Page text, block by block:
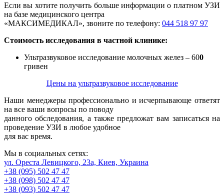
Если вы хотите получить больше информации о платном УЗИ
на базе медицинского центра
«МАКСИМЕДИКАЛ», звоните по телефону: 044 518 97 97
Стоимость исследования в частной клинике:
Ультразвуковое исследование молочных желез – 600
гривен
Цены на ультразвуковое исследование
Наши менеджеры профессионально и исчерпывающе ответят
на все ваши вопросы по поводу
данного обследования, а также предложат вам записаться на
проведение УЗИ в любое удобное
для вас время.
Мы в социальных сетях:
ул. Ореста Левицкого, 23а, Киев, Украина
+38 (095) 502 47 47
+38 (098) 502 47 47
+38 (093) 502 47 47